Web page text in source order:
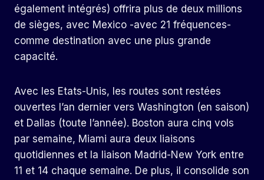
également intégrés) offrira plus de deux millions
de sièges, avec Mexico -avec 21 fréquences-
comme destination avec une plus grande
capacité.
Avec les Etats-Unis, les routes sont restées
ouvertes l’an dernier vers Washington (en saison)
et Dallas (toute l’année). Boston aura cinq vols
par semaine, Miami aura deux liaisons
quotidiennes et la liaison Madrid-New York entre
11 et 14 chaque semaine. De plus, il consolide son